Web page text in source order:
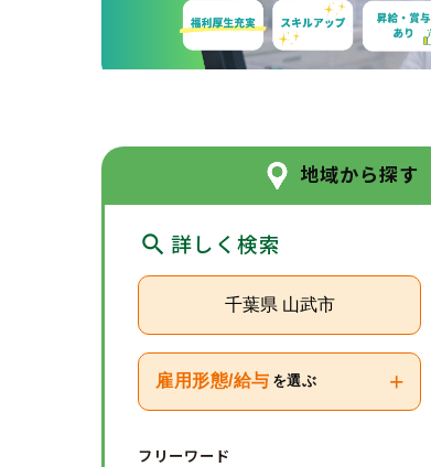
地域から探す
詳しく検索
千葉県 山武市
雇用形態/給与 を選ぶ +
フリーワード